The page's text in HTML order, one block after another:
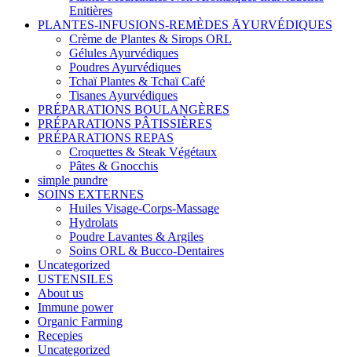
Enitières
PLANTES-INFUSIONS-REMÈDES ĀYURVÉDIQUES
Crème de Plantes & Sirops ORL
Gélules Ayurvédiques
Poudres Ayurvédiques
Tchaï Plantes & Tchaï Café
Tisanes Ayurvédiques
PRÉPARATIONS BOULANGÈRES
PRÉPARATIONS PÂTISSIÈRES
PRÉPARATIONS REPAS
Croquettes & Steak Végétaux
Pâtes & Gnocchis
simple pundre
SOINS EXTERNES
Huiles Visage-Corps-Massage
Hydrolats
Poudre Lavantes & Argiles
Soins ORL & Bucco-Dentaires
Uncategorized
USTENSILES
About us
Immune power
Organic Farming
Recepies
Uncategorized